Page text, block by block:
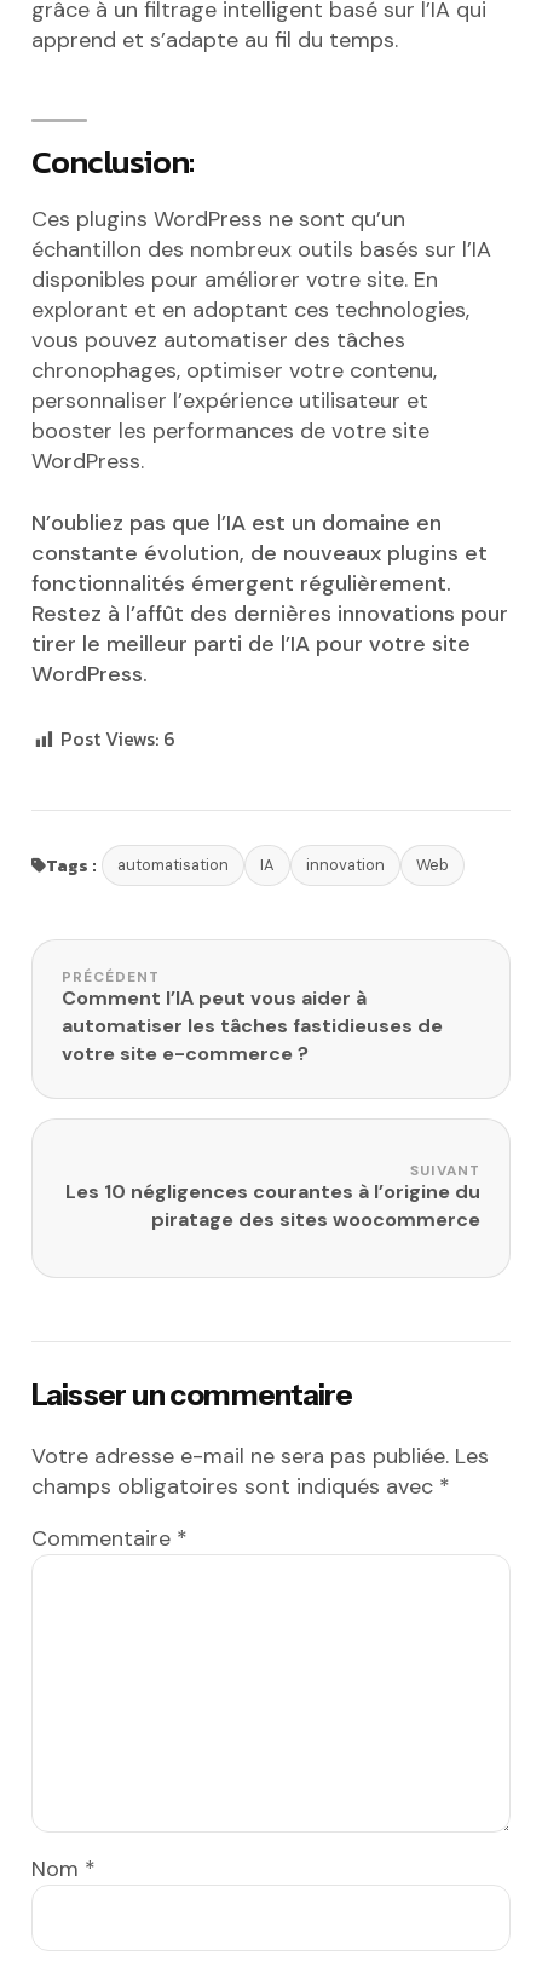
grâce à un filtrage intelligent basé sur l’IA qui
apprend et s’adapte au fil du temps.
Conclusion:
Ces plugins WordPress ne sont qu’un
échantillon des nombreux outils basés sur l’IA
disponibles pour améliorer votre site. En
explorant et en adoptant ces technologies,
vous pouvez automatiser des tâches
chronophages, optimiser votre contenu,
personnaliser l’expérience utilisateur et
booster les performances de votre site
WordPress.
N’oubliez pas que l’IA est un domaine en
constante évolution, de nouveaux plugins et
fonctionnalités émergent régulièrement.
Restez à l’affût des dernières innovations pour
tirer le meilleur parti de l’IA pour votre site
WordPress.
Post Views: 6
Tags : automatisation IA innovation Web
Navigation de l’article
PRÉCÉDENT
Comment l’IA peut vous aider à
automatiser les tâches fastidieuses de
votre site e-commerce ?
SUIVANT
Les 10 négligences courantes à l’origine du
piratage des sites woocommerce
Laisser un commentaire
Votre adresse e-mail ne sera pas publiée. Les
champs obligatoires sont indiqués avec *
Commentaire *
Nom *